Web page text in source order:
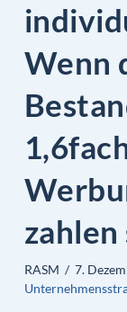
Wenn
zahlen
RASM
7.